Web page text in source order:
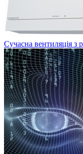
Сучасна вентиляція з